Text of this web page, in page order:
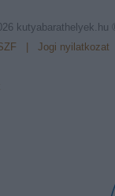
kutyabarathelyek.hu
Jogi nyilatkozat